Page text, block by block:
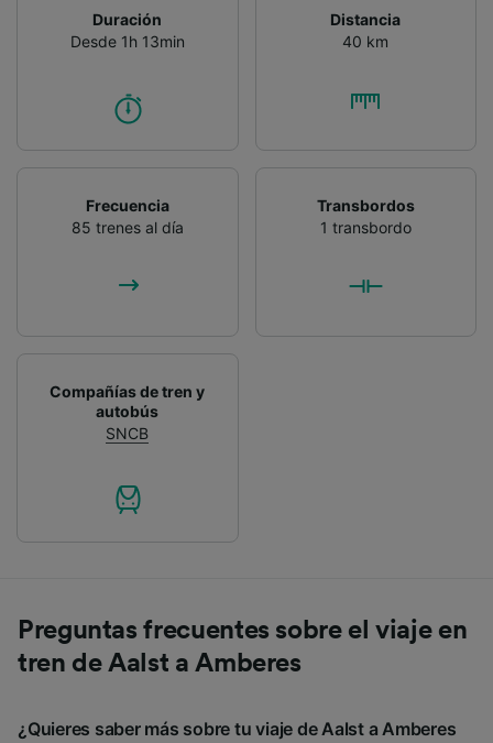
Duración
Desde 1h 13min
Distancia
40 km
Frecuencia
85 trenes al día
Transbordos
1 transbordo
Compañías de tren y
autobús
SNCB
Preguntas frecuentes sobre el viaje en
tren de Aalst a Amberes
¿Quieres saber más sobre tu viaje de Aalst a Amberes